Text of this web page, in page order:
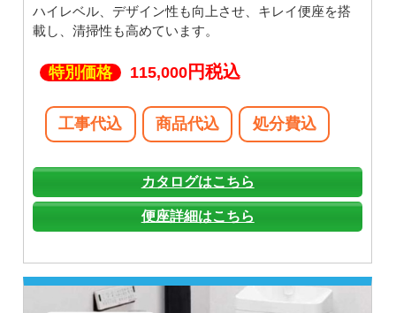
ハイレベル、デザイン性も向上させ、キレイ便座を搭
載し、清掃性も高めています。
特別価格 115,000 円税込
工事代込 商品代込 処分費込
カタログはこちら
便座詳細はこちら